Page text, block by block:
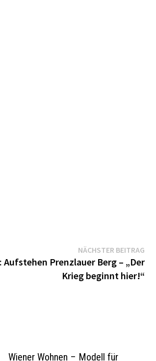
NÄCHSTER BEITRAG
Prenzlauer Berg – „Der
Krieg beginnt hier!“
Wiener Wohnen – Modell für